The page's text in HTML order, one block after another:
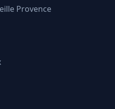
Provence